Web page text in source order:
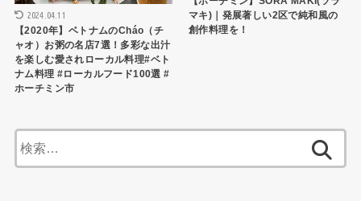
2024.04.11
【2020年】ベトナムのCháo（チ
ャオ）お粥の名店7選！多彩な出汁
を楽しむ愛されローカル料理#ベト
ナム料理 #ローカルフード100選 #
ホーチミン市
マキ)｜発展著しい2区で純和風の
創作料理を！
索: